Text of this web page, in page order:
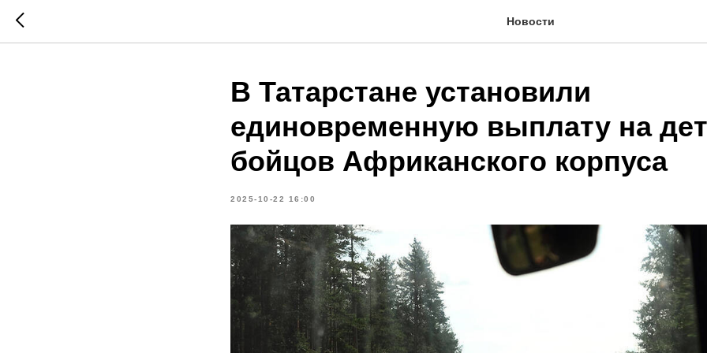
Новости
В Татарстане установили
единовременную выплату на
бойцов Африканского корпуса
2025-10-22 16:00